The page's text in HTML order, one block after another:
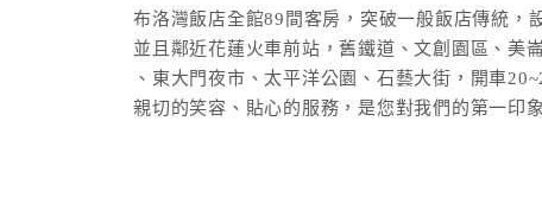
布洛灣飯店全館89間客房，突破一般飯店傳統，
並且鄰近花蓮火車前站，舊鐵道、文創園區、美
、東大門夜市、太平洋公園、石藝大街，開車
親切的笑容、貼心的服務，是您對我們的第一印